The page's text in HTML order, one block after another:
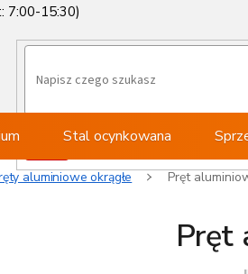
Stal ocynkowana
aluminiowe okrągłe Pręt
Pręt